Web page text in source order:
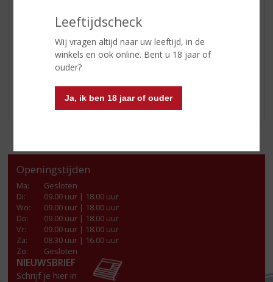
Leeftijdscheck
Wij vragen altijd naar uw leeftijd, in de
winkels en ook online. Bent u 18 jaar of
ouder?
Ja, ik ben 18 jaar of ouder
GLASWERK
GESCHENKVERPAKKING
(RELATIE)GESCHENKEN
VEGAN DRANKEN
Openingstijden
Ma:
Gesloten
Di:
09.00 uur | 18.00 uur
Wo:
09.00 uur | 18.00 uur
Do:
09.00 uur | 18.00 uur
Vr:
09.00 uur | 18.00 uur
Za:
08.30 uur | 16.00 uur
Zo:
Gesloten
NIEUWSBRIEF
Schrijf je hier in